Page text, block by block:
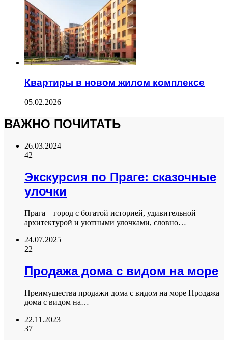
Квартиры в новом жилом комплексе
05.02.2026
ВАЖНО ПОЧИТАТЬ
26.03.2024
42
Экскурсия по Праге: сказочные
улочки
Прага – город с богатой историей, удивительной
архитектурой и уютными улочками, словно…
24.07.2025
22
Продажа дома с видом на море
Преимущества продажи дома с видом на море Продажа
дома с видом на…
22.11.2023
37